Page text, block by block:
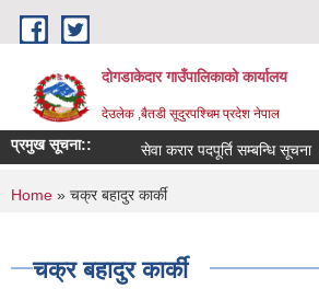
Skip to main content
दोगडाकेदार गाउँपालिकाको कार्यालय
देउलेक ,बैतडी सूदुरपश्चिम प्रदेश नेपाल
प्रमुख सूचना:: सेवा करार पदपूर्ति सम्बन्धि सूचना ।
You are here
Home » चक्र बहादुर कार्की
चक्र बहादुर कार्की